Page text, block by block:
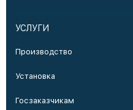
УСЛУГИ
Производство
Установка
Госзаказчикам